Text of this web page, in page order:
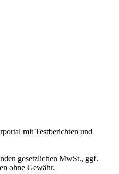
mit Testberichten und
gesetzlichen MwSt., ggf.
ohne Gewähr.